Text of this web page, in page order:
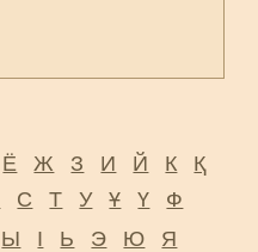
Ё Ж З И Й К
Қ
С Т У Ұ Ү
Ф
Ы І Ь Э Ю Я